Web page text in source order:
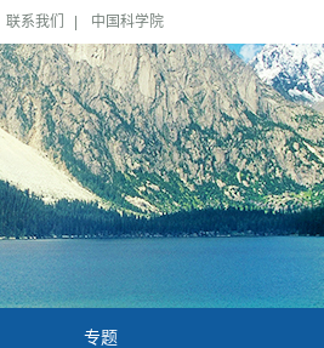
联系我们 中国科学院
专题